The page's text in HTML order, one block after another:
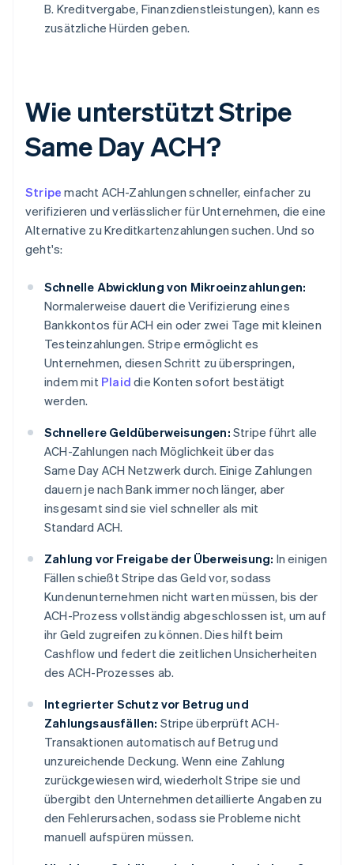
B. Kreditvergabe, Finanzdienstleistungen), kann es
zusätzliche Hürden geben.
Wie unterstützt Stripe
Same Day ACH?
Stripe macht ACH-Zahlungen schneller, einfacher zu
verifizieren und verlässlicher für Unternehmen, die eine
Alternative zu Kreditkartenzahlungen suchen. Und so
geht's:
Schnelle Abwicklung von Mikroeinzahlungen:
Normalerweise dauert die Verifizierung eines
Bankkontos für ACH ein oder zwei Tage mit kleinen
Testeinzahlungen. Stripe ermöglicht es
Unternehmen, diesen Schritt zu überspringen,
indem mit Plaid die Konten sofort bestätigt
werden.
Schnellere Geldüberweisungen: Stripe führt alle
ACH-Zahlungen nach Möglichkeit über das
Same Day ACH Netzwerk durch. Einige Zahlungen
dauern je nach Bank immer noch länger, aber
insgesamt sind sie viel schneller als mit
Standard ACH.
Zahlung vor Freigabe der Überweisung: In einigen
Fällen schießt Stripe das Geld vor, sodass
Kundenunternehmen nicht warten müssen, bis der
ACH-Prozess vollständig abgeschlossen ist, um auf
ihr Geld zugreifen zu können. Dies hilft beim
Cashflow und federt die zeitlichen Unsicherheiten
des ACH-Prozesses ab.
Integrierter Schutz vor Betrug und
Zahlungsausfällen: Stripe überprüft ACH-
Transaktionen automatisch auf Betrug und
unzureichende Deckung. Wenn eine Zahlung
zurückgewiesen wird, wiederholt Stripe sie und
übergibt den Unternehmen detaillierte Angaben zu
den Fehlerursachen, sodass sie Probleme nicht
manuell aufspüren müssen.